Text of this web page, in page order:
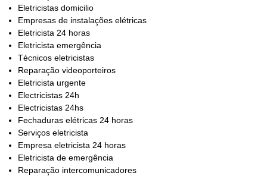
Eletricistas domicilio
Empresas de instalações elétricas
Eletricista 24 horas
Eletricista emergência
Técnicos eletricistas
Reparação videoporteiros
Eletricista urgente
Electricistas 24h
Electricistas 24hs
Fechaduras elétricas 24 horas
Serviços eletricista
Empresa eletricista 24 horas
Eletricista de emergência
Reparação intercomunicadores